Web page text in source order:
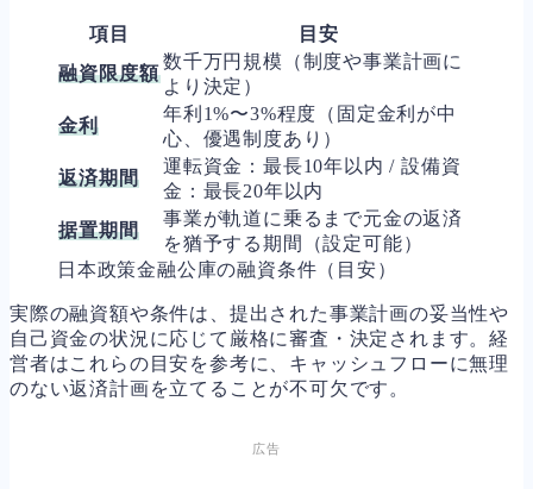
項目
目安
融資限度額
数千万円規模（制度や事業計画に
より決定）
金利
年利1%〜3%程度（固定金利が中
心、優遇制度あり）
返済期間
運転資金：最長10年以内 / 設備資
金：最長20年以内
据置期間
事業が軌道に乗るまで元金の返済
を猶予する期間（設定可能）
日本政策金融公庫の融資条件（目安）
実際の融資額や条件は、提出された事業計画の妥当性や
自己資金の状況に応じて厳格に審査・決定されます。経
営者はこれらの目安を参考に、キャッシュフローに無理
のない返済計画を立てることが不可欠です。
広告